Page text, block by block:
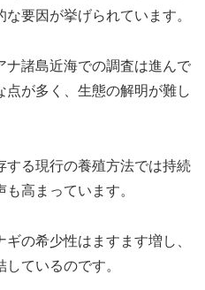
要因が挙げられています。
ナ諸島近海での調査は進んで
が多く、生態の解明が難し
する現行の養殖方法では持続
高まっています。
の希少性はますます増し、
ているのです。